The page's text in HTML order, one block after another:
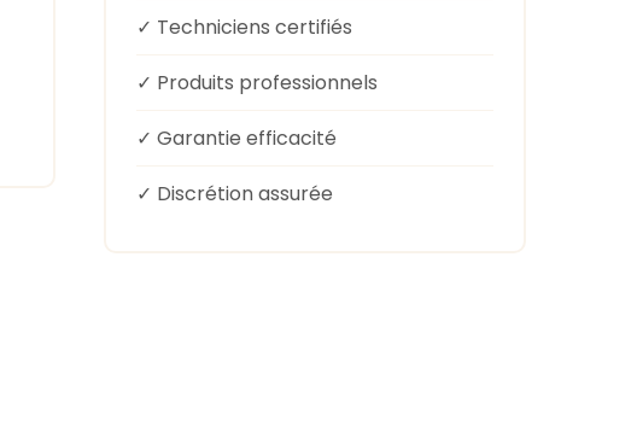
✓ Techniciens certifiés
✓ Produits professionnels
✓ Garantie efficacité
✓ Discrétion assurée